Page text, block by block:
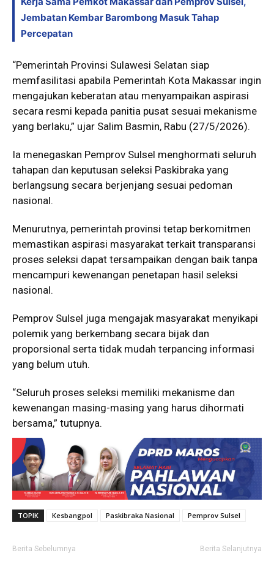
Jembatan Kembar Barombong Masuk Tahap
Percepatan
“Pemerintah Provinsi Sulawesi Selatan siap
memfasilitasi apabila Pemerintah Kota Makassar ingin
mengajukan keberatan atau menyampaikan aspirasi
secara resmi kepada panitia pusat sesuai mekanisme
yang berlaku,” ujar Salim Basmin, Rabu (27/5/2026).
Ia menegaskan Pemprov Sulsel menghormati seluruh
tahapan dan keputusan seleksi Paskibraka yang
berlangsung secara berjenjang sesuai pedoman
nasional.
Menurutnya, pemerintah provinsi tetap berkomitmen
memastikan aspirasi masyarakat terkait transparansi
proses seleksi dapat tersampaikan dengan baik tanpa
mencampuri kewenangan penetapan hasil seleksi
nasional.
Pemprov Sulsel juga mengajak masyarakat menyikapi
polemik yang berkembang secara bijak dan
proporsional serta tidak mudah terpancing informasi
yang belum utuh.
“Seluruh proses seleksi memiliki mekanisme dan
kewenangan masing-masing yang harus dihormati
bersama,” tutupnya.
TOPIK Kesbangpol Paskibraka Nasional Pemprov Sulsel
Berita Sebelumnya Berita Selanjutnya